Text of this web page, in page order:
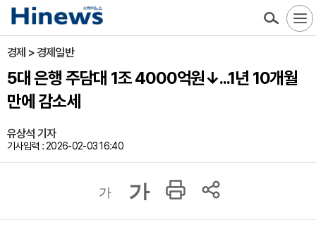
경제 > 경제일반
5대 은행 주담대 1조 4000억원↓...1년 10개월
만에 감소세
유상석 기자
기사입력 : 2026-02-03 16:40
가 가